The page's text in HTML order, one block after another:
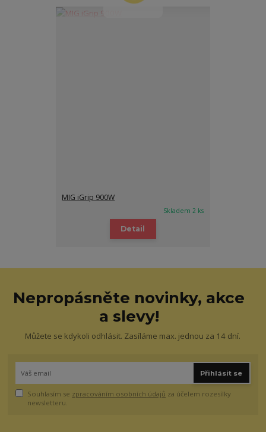
MIG iGrip 900W
Skladem 2 ks
Detail
Nepropásněte novinky, akce
a slevy!
Můžete se kdykoli odhlásit. Zasíláme max. jednou za 14 dní.
Přihlásit se
Souhlasím se zpracováním osobních údajů za účelem rozesílky
newsletteru.